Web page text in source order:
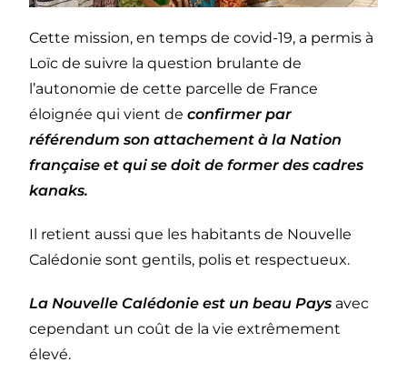
Cette mission, en temps de covid-19, a permis à
Loïc de suivre la question brulante de
l’autonomie de cette parcelle de France
éloignée qui vient deconfirmer par
référendum son attachement à la Nation
française et qui se doit de former des cadres
kanaks.
Il retient aussi que les habitants de Nouvelle
Calédonie sont gentils, polis et respectueux.
La Nouvelle Calédonie est un beau Pays avec
cependant un coût de la vie extrêmement
élevé.